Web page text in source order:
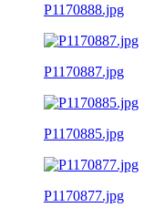
P1170888.jpg
P1170887.jpg
P1170885.jpg
P1170877.jpg